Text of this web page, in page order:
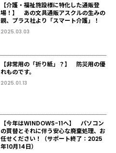
【介護・福祉施設様に特化した通販登
場！】 あの文具通販アスクルの生みの
親、プラス社より「スマート介護」！
2025.03.03
【非常用の「折り紙」？】 防災用の優
れものです。
2025.01.13
【今年はWINDOWS-11へ】 パソコン
の買替とそれに伴う安心な廃棄処理、お
任せください！（サポート終了：2025
年10月14日）